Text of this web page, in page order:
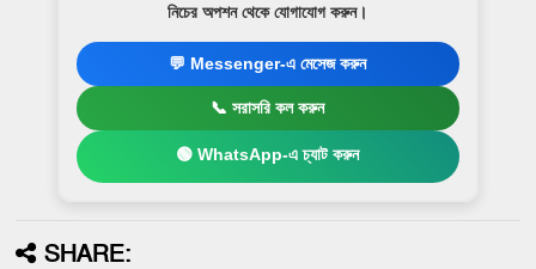
নিচের অপশন থেকে যোগাযোগ করুন।
💬 Messenger-এ মেসেজ করুন
📞 সরাসরি কল করুন
🟢 WhatsApp-এ চ্যাট করুন
SHARE: